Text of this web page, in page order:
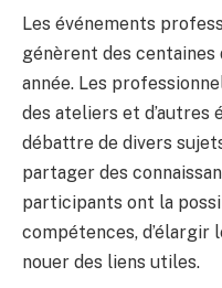
Les événements
génèrent des centaines
année. Les
des ateliers et d’autres
débattre de divers
partager des
participants ont la
compétences, d’élargir
nouer des liens utiles.